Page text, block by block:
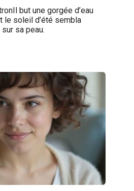
but une gorgée d’eau
le soleil d’été sembla
sa peau.